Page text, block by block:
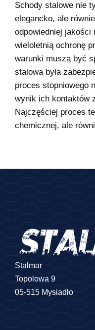
Schody stalowe nie
elegancko, ale
odpowiedniej jakości
wieloletnią ochronę
warunki muszą być
stalowa była
proces stopniowego
wynik ich kontaktów
Najczęściej proces
chemicznej, ale
Stalmar
Topolowa 9
05-515 Mysiadło